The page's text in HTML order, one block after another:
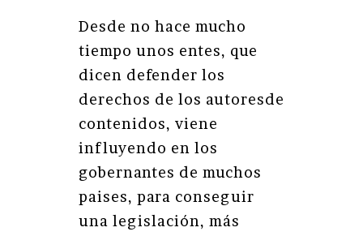
Desde no hace mucho
tiempo unos entes, que
dicen defender los
derechos de los autoresde
contenidos, viene
influyendo en los
gobernantes de muchos
paises, para conseguir
una legislación, más